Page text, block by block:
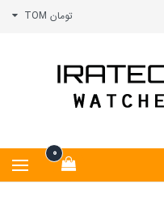
تومان TOM
0